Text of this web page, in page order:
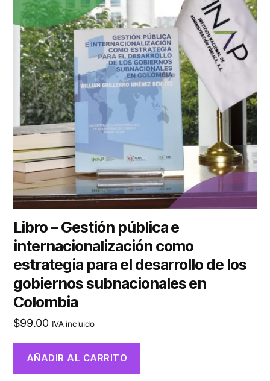
Libro – Gestión pública e
internacionalización como
estrategia para el desarrollo de los
gobiernos subnacionales en
Colombia
$99.00 IVA incluido
AÑADIR AL CARRITO